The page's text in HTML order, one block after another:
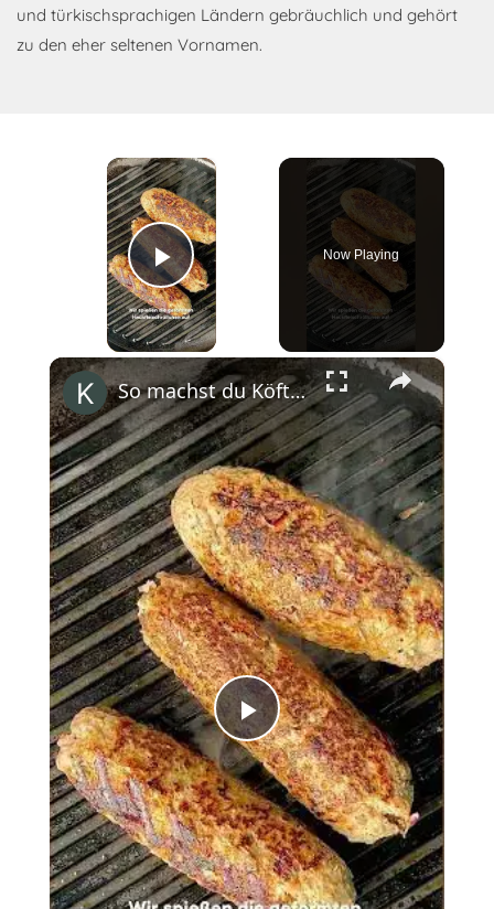
und türkischsprachigen Ländern gebräuchlich und gehört
zu den eher seltenen Vornamen.
×
Play Video
Now Playing
×
Play
Video
So machst du Köfte! #shorts